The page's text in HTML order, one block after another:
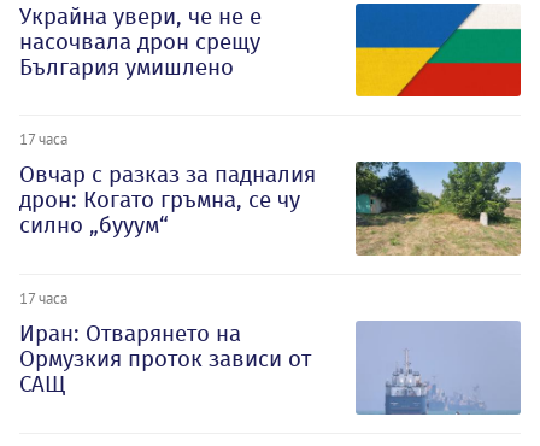
Украйна увери, че не е
насочвала дрон срещу
България умишлено
17 часа
Овчар с разказ за падналия
дрон: Когато гръмна, се чу
силно „бууум“
17 часа
Иран: Отварянето на
Ормузкия проток зависи от
САЩ